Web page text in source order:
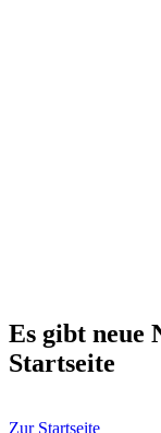
Es gibt neue
Startseite
Zur Startseite